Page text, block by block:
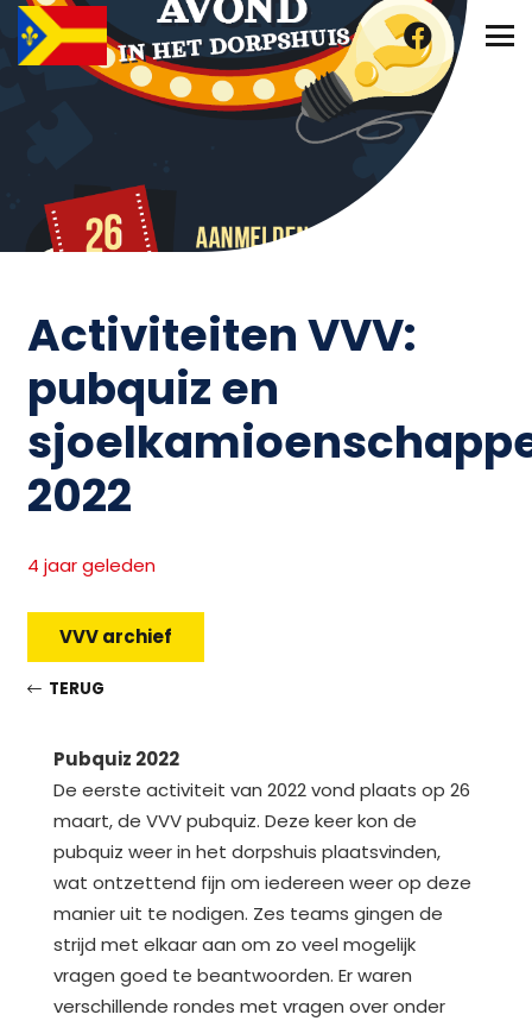
Activiteiten VVV:
pubquiz en
2022
4 jaar geleden
VVV archief
TERUG
Pubquiz 2022
De eerste activiteit van 2022 vond plaats op 26
maart, de VVV pubquiz. Deze keer kon de
pubquiz weer in het dorpshuis plaatsvinden,
wat ontzettend fijn om iedereen weer op deze
manier uit te nodigen. Zes teams gingen de
strijd met elkaar aan om zo veel mogelijk
vragen goed te beantwoorden. Er waren
verschillende rondes met vragen over onder